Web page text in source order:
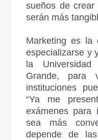
sueños de crear
serán más
Marketing es la
especializarse y
la
Grande,
instituciones
“Ya me
exámenes para
sea más
depende de